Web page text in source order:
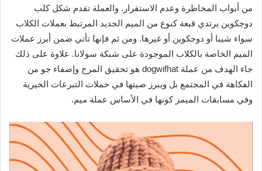
من أبواب المخاطرة وعدم الاستقرار. والعملة تقدم شكل كلب
دوجكوين يرتدي قبعة كنوع من الميم الجديد المرتبط بعملات الكلاب
سواء شيبا أو دوجكوين أو غيرها. ومن ثم فإنها تأتي ضمن أبرز عملات
الميم الخاصة بالكلاب الموجودة على شبكة سولانا. علاوة على ذلك
جاء الهدف من عملة dogwifhat هو تحقيق المرح وإضفاء جو من
الفكاهة في المجتمع بل ويبرز صيتها في حملات التبرعات الخيرية
وفي مسابقات الميمز كونها في الأساس عملة ميم.